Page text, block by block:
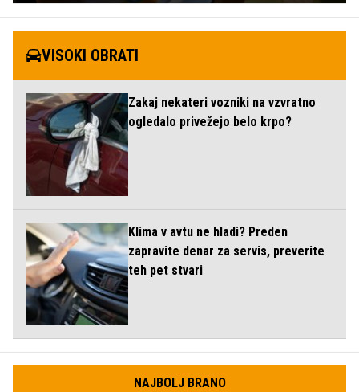
VISOKI OBRATI
Zakaj nekateri vozniki na vzvratno
ogledalo privežejo belo krpo?
Klima v avtu ne hladi? Preden
zapravite denar za servis, preverite
teh pet stvari
NAJBOLJ BRANO